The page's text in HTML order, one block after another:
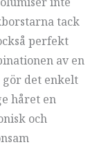
tack
perfekt
av en
det enkelt
håret en
och